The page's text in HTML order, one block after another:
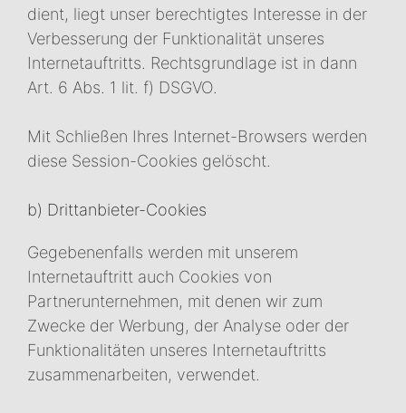
dient, liegt unser berechtigtes Interesse in der
Verbesserung der Funktionalität unseres
Internetauftritts. Rechtsgrundlage ist in dann
Art. 6 Abs. 1 lit. f) DSGVO.
Mit Schließen Ihres Internet-Browsers werden
diese Session-Cookies gelöscht.
b) Drittanbieter-Cookies
Gegebenenfalls werden mit unserem
Internetauftritt auch Cookies von
Partnerunternehmen, mit denen wir zum
Zwecke der Werbung, der Analyse oder der
Funktionalitäten unseres Internetauftritts
zusammenarbeiten, verwendet.